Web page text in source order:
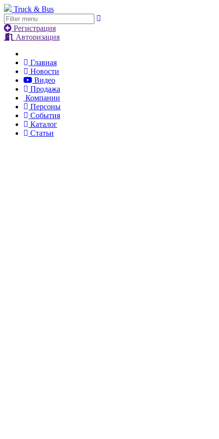
Truck & Bus
Регистрация
Авторизация
Главная
Новости
Видео
Продажа
Компании
Персоны
События
Каталог
Статьи